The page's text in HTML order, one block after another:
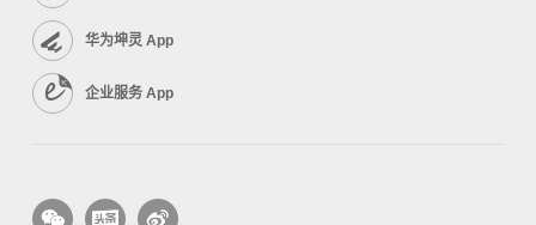
华为坤灵 App
企业服务 App